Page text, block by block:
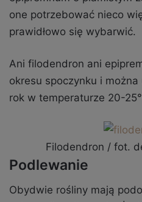
one potrzebować nieco
prawidłowo się wybarwić.
Ani filodendron ani
okresu spoczynku i można
rok w temperaturze 20-
Filodendron / fot.
Podlewanie
Obydwie rośliny mają